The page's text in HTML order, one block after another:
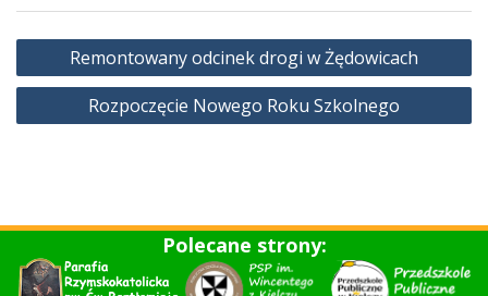
Nawigacja
wpisu
Remontowany odcinek drogi w Żędowicach
Rozpoczęcie Nowego Roku Szkolnego
Polecane strony: